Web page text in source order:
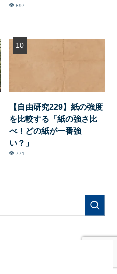
897
【自由研究229】紙の強度
を比較する「紙の強さ比
べ！どの紙が一番強
い？」
771